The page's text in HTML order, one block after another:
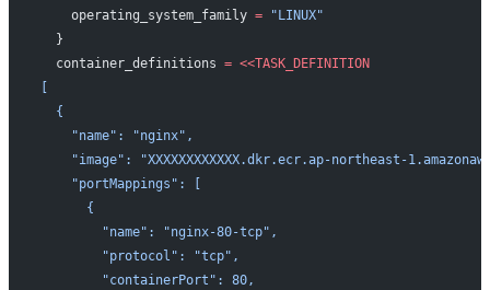
    operating_system_family
= "LINUX"
  }
  container_definitions
= <<TASK_DEFINITION
[
  {
    "name": "nginx",
"image": "XXXXXXXXXXXX.dkr.ecr.ap-northeast-
    "portMappings": [
      {
        "name": "nginx-80-tcp",
        "protocol": "tcp",
        "containerPort": 80,